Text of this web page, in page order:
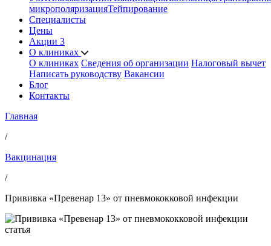
микрополяризацияТейпирование
Специалисты
Цены
Акции 3
О клиниках
О клиниках Сведения об организации Налоговый вычет
Написать руководству Вакансии
Блог
Контакты
Главная
/
Вакцинация
/
Прививка «Превенар 13» от пневмококковой инфекции
статья